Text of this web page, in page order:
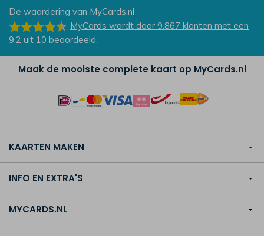
De waardering van MyCards.nl
MyCards wordt door 9.867 klanten met een
9.2 uit 10 beoordeeld.
Maak de mooiste complete kaart op MyCards.nl
KAARTEN MAKEN
INFO EN EXTRA'S
MYCARDS.NL